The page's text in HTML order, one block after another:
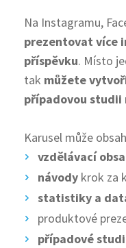
Na Instagramu,
prezentovat více
příspěvku. Místo
tak můžete
případovou studii
Karusel může
vzdělávací
návody krok za
statistiky a
produktové
případové